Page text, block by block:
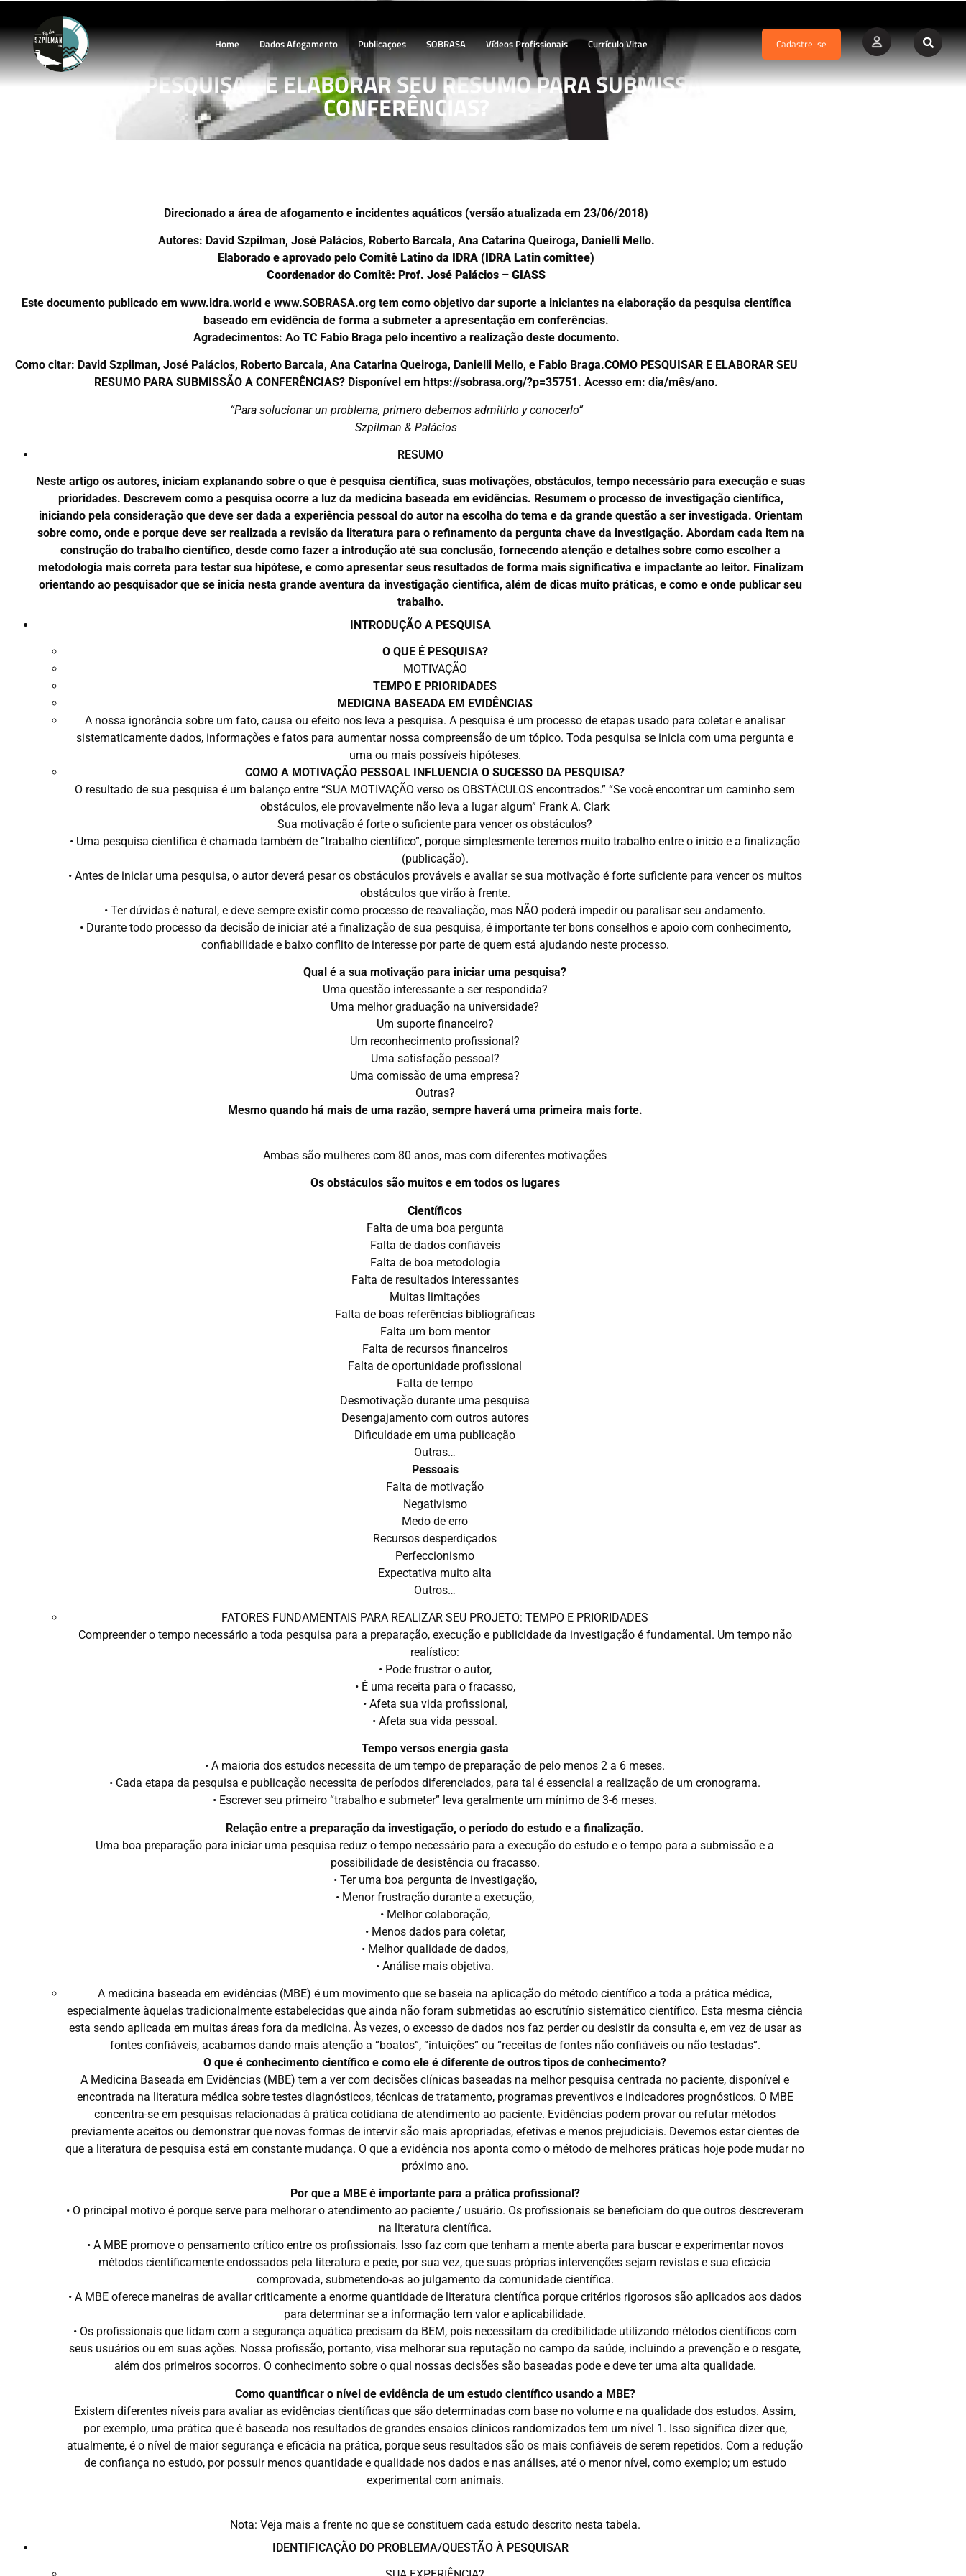
Home Dados Afogamento Publicaçoes SOBRASA Vídeos Profissionais Currículo Vitae Cadastre-se
COMO PESQUISAR E ELABORAR SEU RESUMO PARA SUBMISSÃO A
CONFERÊNCIAS?
Direcionado a área de afogamento e incidentes aquáticos (versão atualizada em 23/06/2018)
Autores: David Szpilman, José Palácios, Roberto Barcala, Ana Catarina Queiroga, Danielli Mello.
Elaborado e aprovado pelo Comitê Latino da IDRA (IDRA Latin comittee)
Coordenador do Comitê: Prof. José Palácios – GIASS
Este documento publicado em www.idra.world e www.SOBRASA.org tem como objetivo dar suporte a iniciantes na elaboração da pesquisa científica
baseado em evidência de forma a submeter a apresentação em conferências.
Agradecimentos: Ao TC Fabio Braga pelo incentivo a realização deste documento.
Como citar: David Szpilman, José Palácios, Roberto Barcala, Ana Catarina Queiroga, Danielli Mello, e Fabio Braga.COMO PESQUISAR E ELABORAR SEU
RESUMO PARA SUBMISSÃO A CONFERÊNCIAS? Disponível em https://sobrasa.org/?p=35751. Acesso em: dia/mês/ano.
“Para solucionar un problema, primero debemos admitirlo y conocerlo”
Szpilman & Palácios
RESUMO
Neste artigo os autores, iniciam explanando sobre o que é pesquisa científica, suas motivações, obstáculos, tempo necessário para execução e suas
prioridades. Descrevem como a pesquisa ocorre a luz da medicina baseada em evidências. Resumem o processo de investigação científica,
iniciando pela consideração que deve ser dada a experiência pessoal do autor na escolha do tema e da grande questão a ser investigada. Orientam
sobre como, onde e porque deve ser realizada a revisão da literatura para o refinamento da pergunta chave da investigação. Abordam cada item na
construção do trabalho científico, desde como fazer a introdução até sua conclusão, fornecendo atenção e detalhes sobre como escolher a
metodologia mais correta para testar sua hipótese, e como apresentar seus resultados de forma mais significativa e impactante ao leitor. Finalizam
orientando ao pesquisador que se inicia nesta grande aventura da investigação cientifica, além de dicas muito práticas, e como e onde publicar seu
trabalho.
INTRODUÇÃO A PESQUISA
O QUE É PESQUISA?
MOTIVAÇÃO
TEMPO E PRIORIDADES
MEDICINA BASEADA EM EVIDÊNCIAS
A nossa ignorância sobre um fato, causa ou efeito nos leva a pesquisa. A pesquisa é um processo de etapas usado para coletar e analisar
sistematicamente dados, informações e fatos para aumentar nossa compreensão de um tópico. Toda pesquisa se inicia com uma pergunta e
uma ou mais possíveis hipóteses.
COMO A MOTIVAÇÃO PESSOAL INFLUENCIA O SUCESSO DA PESQUISA?
O resultado de sua pesquisa é um balanço entre “SUA MOTIVAÇÃO verso os OBSTÁCULOS encontrados.” “Se você encontrar um caminho sem
obstáculos, ele provavelmente não leva a lugar algum” Frank A. Clark
Sua motivação é forte o suficiente para vencer os obstáculos?
• Uma pesquisa cientifica é chamada também de “trabalho científico”, porque simplesmente teremos muito trabalho entre o inicio e a finalização
(publicação).
• Antes de iniciar uma pesquisa, o autor deverá pesar os obstáculos prováveis e avaliar se sua motivação é forte suficiente para vencer os muitos
obstáculos que virão à frente.
• Ter dúvidas é natural, e deve sempre existir como processo de reavaliação, mas NÃO poderá impedir ou paralisar seu andamento.
• Durante todo processo da decisão de iniciar até a finalização de sua pesquisa, é importante ter bons conselhos e apoio com conhecimento,
confiabilidade e baixo conflito de interesse por parte de quem está ajudando neste processo.
Qual é a sua motivação para iniciar uma pesquisa?
Uma questão interessante a ser respondida?
Uma melhor graduação na universidade?
Um suporte financeiro?
Um reconhecimento profissional?
Uma satisfação pessoal?
Uma comissão de uma empresa?
Outras?
Mesmo quando há mais de uma razão, sempre haverá uma primeira mais forte.
Ambas são mulheres com 80 anos, mas com diferentes motivações
Os obstáculos são muitos e em todos os lugares
Científicos
Falta de uma boa pergunta
Falta de dados confiáveis
Falta de boa metodologia
Falta de resultados interessantes
Muitas limitações
Falta de boas referências bibliográficas
Falta um bom mentor
Falta de recursos financeiros
Falta de oportunidade profissional
Falta de tempo
Desmotivação durante uma pesquisa
Desengajamento com outros autores
Dificuldade em uma publicação
Outras…
Pessoais
Falta de motivação
Negativismo
Medo de erro
Recursos desperdiçados
Perfeccionismo
Expectativa muito alta
Outros…
FATORES FUNDAMENTAIS PARA REALIZAR SEU PROJETO: TEMPO E PRIORIDADES
Compreender o tempo necessário a toda pesquisa para a preparação, execução e publicidade da investigação é fundamental. Um tempo não
realístico:
• Pode frustrar o autor,
• É uma receita para o fracasso,
• Afeta sua vida profissional,
• Afeta sua vida pessoal.
Tempo versos energia gasta
• A maioria dos estudos necessita de um tempo de preparação de pelo menos 2 a 6 meses.
• Cada etapa da pesquisa e publicação necessita de períodos diferenciados, para tal é essencial a realização de um cronograma.
• Escrever seu primeiro “trabalho e submeter” leva geralmente um mínimo de 3-6 meses.
Relação entre a preparação da investigação, o período do estudo e a finalização.
Uma boa preparação para iniciar uma pesquisa reduz o tempo necessário para a execução do estudo e o tempo para a submissão e a
possibilidade de desistência ou fracasso.
• Ter uma boa pergunta de investigação,
• Menor frustração durante a execução,
• Melhor colaboração,
• Menos dados para coletar,
• Melhor qualidade de dados,
• Análise mais objetiva.
A medicina baseada em evidências (MBE) é um movimento que se baseia na aplicação do método científico a toda a prática médica,
especialmente àquelas tradicionalmente estabelecidas que ainda não foram submetidas ao escrutínio sistemático científico. Esta mesma ciência
esta sendo aplicada em muitas áreas fora da medicina. Às vezes, o excesso de dados nos faz perder ou desistir da consulta e, em vez de usar as
fontes confiáveis, acabamos dando mais atenção a “boatos”, “intuições” ou “receitas de fontes não confiáveis ou não testadas”.
O que é conhecimento científico e como ele é diferente de outros tipos de conhecimento?
A Medicina Baseada em Evidências (MBE) tem a ver com decisões clínicas baseadas na melhor pesquisa centrada no paciente, disponível e
encontrada na literatura médica sobre testes diagnósticos, técnicas de tratamento, programas preventivos e indicadores prognósticos. O MBE
concentra-se em pesquisas relacionadas à prática cotidiana de atendimento ao paciente. Evidências podem provar ou refutar métodos
previamente aceitos ou demonstrar que novas formas de intervir são mais apropriadas, efetivas e menos prejudiciais. Devemos estar cientes de
que a literatura de pesquisa está em constante mudança. O que a evidência nos aponta como o método de melhores práticas hoje pode mudar no
próximo ano.
Por que a MBE é importante para a prática profissional?
• O principal motivo é porque serve para melhorar o atendimento ao paciente / usuário. Os profissionais se beneficiam do que outros descreveram
na literatura científica.
• A MBE promove o pensamento crítico entre os profissionais. Isso faz com que tenham a mente aberta para buscar e experimentar novos
métodos cientificamente endossados pela literatura e pede, por sua vez, que suas próprias intervenções sejam revistas e sua eficácia
comprovada, submetendo-as ao julgamento da comunidade científica.
• A MBE oferece maneiras de avaliar criticamente a enorme quantidade de literatura científica porque critérios rigorosos são aplicados aos dados
para determinar se a informação tem valor e aplicabilidade.
• Os profissionais que lidam com a segurança aquática precisam da BEM, pois necessitam da credibilidade utilizando métodos científicos com
seus usuários ou em suas ações. Nossa profissão, portanto, visa melhorar sua reputação no campo da saúde, incluindo a prevenção e o resgate,
além dos primeiros socorros. O conhecimento sobre o qual nossas decisões são baseadas pode e deve ter uma alta qualidade.
Como quantificar o nível de evidência de um estudo científico usando a MBE?
Existem diferentes níveis para avaliar as evidências científicas que são determinadas com base no volume e na qualidade dos estudos. Assim,
por exemplo, uma prática que é baseada nos resultados de grandes ensaios clínicos randomizados tem um nível 1. Isso significa dizer que,
atualmente, é o nível de maior segurança e eficácia na prática, porque seus resultados são os mais confiáveis de serem repetidos. Com a redução
de confiança no estudo, por possuir menos quantidade e qualidade nos dados e nas análises, até o menor nível, como exemplo; um estudo
experimental com animais.
Nota: Veja mais a frente no que se constituem cada estudo descrito nesta tabela.
IDENTIFICAÇÃO DO PROBLEMA/QUESTÃO À PESQUISAR